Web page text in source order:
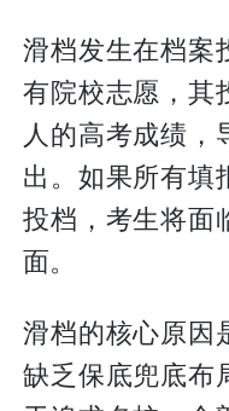
滑档发生在档案
有院校志愿，其
人的高考成绩，
出。如果所有填
投档，考生将面
面。
滑档的核心原因
缺乏保底兜底布